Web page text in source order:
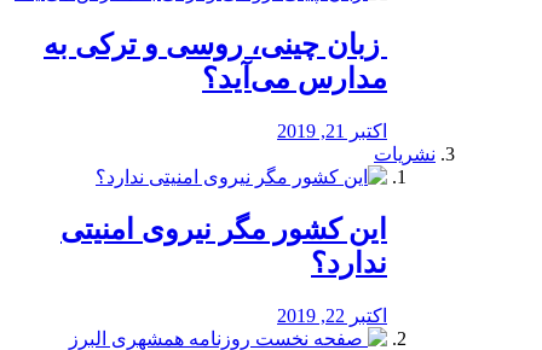
️ زبان چینی، روسی و ترکی به
مدارس می‌آید؟
اکتبر 21, 2019
نشریات
این کشور مگر نیروی امنیتی
ندارد؟
اکتبر 22, 2019